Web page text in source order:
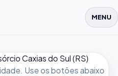
MENU
Caxias do Sul (RS)
Use os botões abaixo